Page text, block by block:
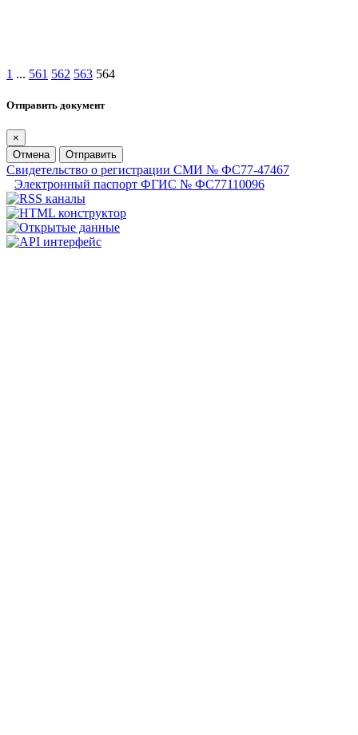
1 ... 561 562 563 564
Отправить документ
×
Отмена
Отправить
Свидетельство о регистрации СМИ № ФС77-47467
Электронный паспорт ФГИС № ФС77110096